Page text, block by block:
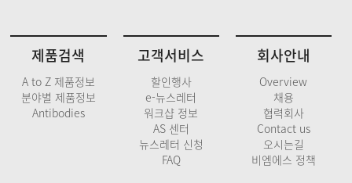
제품검색
A to Z 제품정보
분야별 제품정보
Antibodies
고객서비스
할인행사
e-뉴스레터
워크샵 정보
AS 센터
뉴스레터 신청
FAQ
회사안내
Overview
채용
협력회사
Contact us
오시는길
비엠에스 정책